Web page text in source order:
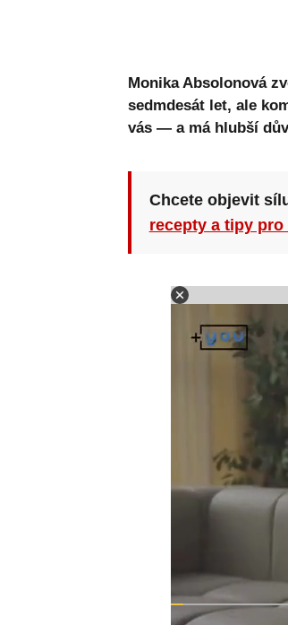
Monika Absolonová
sedmdesát let, ale
vás — a má hlubší
Chcete objevit
recepty a tipy